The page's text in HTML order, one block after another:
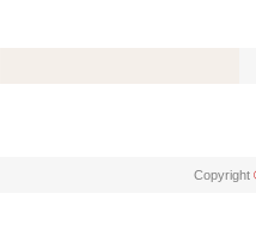
Copyright